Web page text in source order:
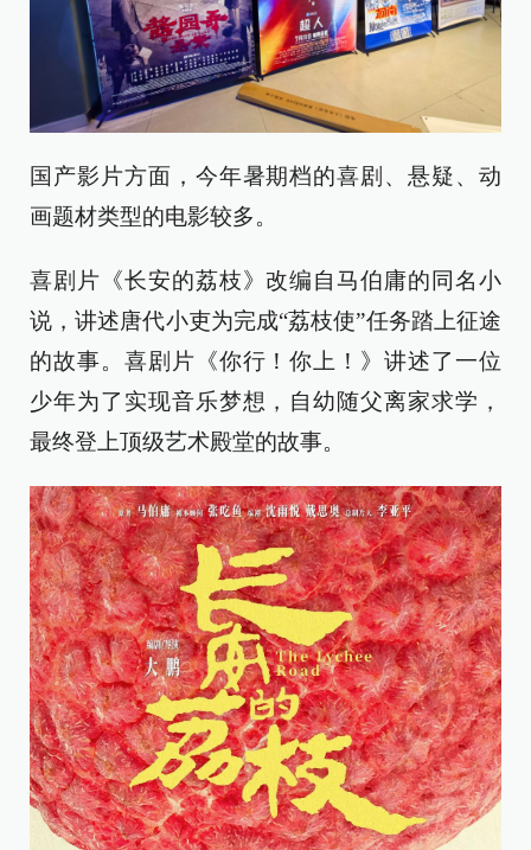
国产影片方面，今年暑期档的喜剧、悬疑、动
画题材类型的电影较多。
喜剧片《长安的荔枝》改编自马伯庸的同名小
说，讲述唐代小吏为完成“荔枝使”任务踏上征途
的故事。喜剧片《你行！你上！》讲述了一位
少年为了实现音乐梦想，自幼随父离家求学，
最终登上顶级艺术殿堂的故事。